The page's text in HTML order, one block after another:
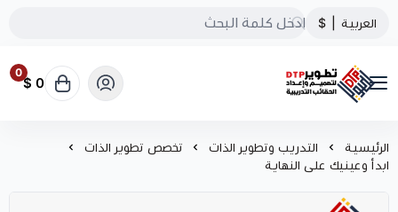
العربية $
تطوير الحقائب التدريبية
0
0 $
الرئيسية التدريب وتطوير الذات
تخصص تطوير الذات
ابدأ وعينيك على النهاية